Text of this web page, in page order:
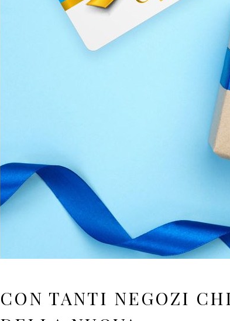
CON TANTI NEGOZI